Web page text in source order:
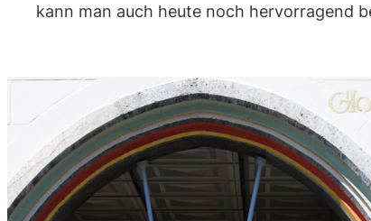
kann man auch heute noch hervorragend